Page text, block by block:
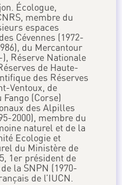
Écologue,
membre du
espaces
Cévennes (1972-
du Mercantour
), Réserve Nationale
de Haute-
des Réserves
Ventoux, de
(Corse)
des Alpilles
2000), membre du
naturel et de la
Ecologie et
du Ministère de
1er président de
la SNPN (1970-
de l’IUCN.